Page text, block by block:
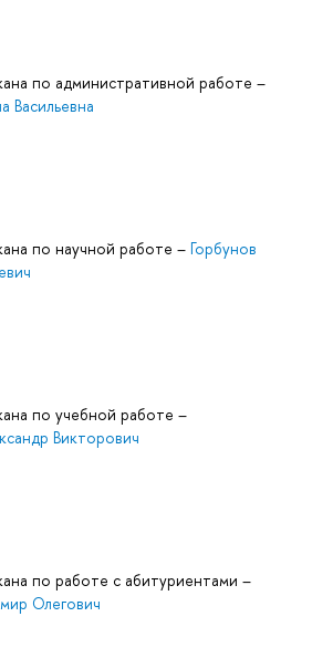
по административной работе –
Васильевна
по научной работе – Горбуно
по учебной работе –
Викторович
по работе с абитуриентами –
Олегович